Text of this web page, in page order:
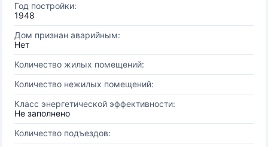
Год постройки:
1948
Дом признан аварийным:
Нет
Количество жилых помещений:
Количество нежилых помещений:
Класс энергетической эффективности:
Не заполнено
Количество подъездов: